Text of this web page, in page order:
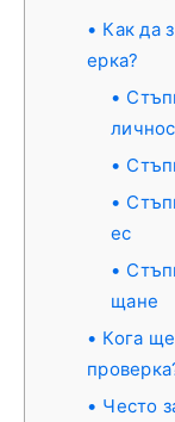
Как да
ерка?
ес
щане
Кога
Често